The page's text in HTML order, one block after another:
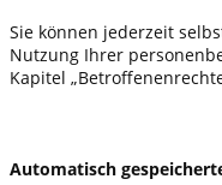
Sie können jederzeit
Nutzung Ihrer
Kapitel
Automatisch